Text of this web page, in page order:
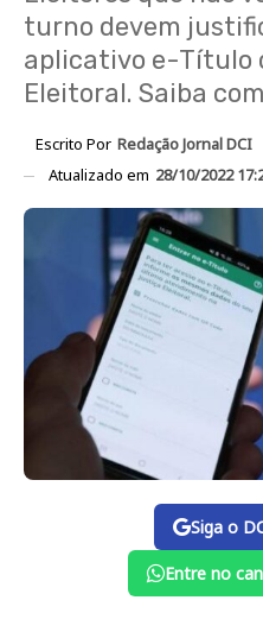
turno devem
aplicativo e-Título
Eleitoral. Saiba
Escrito Por Redação Jornal DCI
Atualizado em 28/10/2022
Siga o
Entre no